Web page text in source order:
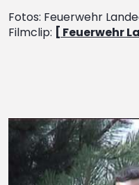
Fotos: Feuerwehr
Filmclip: [ Feuerwehr